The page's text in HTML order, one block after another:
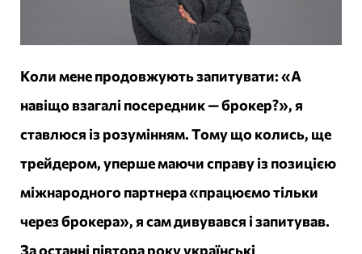
Коли мене продовжують запитувати: «А
навіщо взагалі посередник — брокер?», я
ставлюся із розумінням. Тому що колись, ще
трейдером, уперше маючи справу із позицією
міжнародного партнера «працюємо тільки
через брокера», я сам дивувався і запитував.
За останні півтора року українські